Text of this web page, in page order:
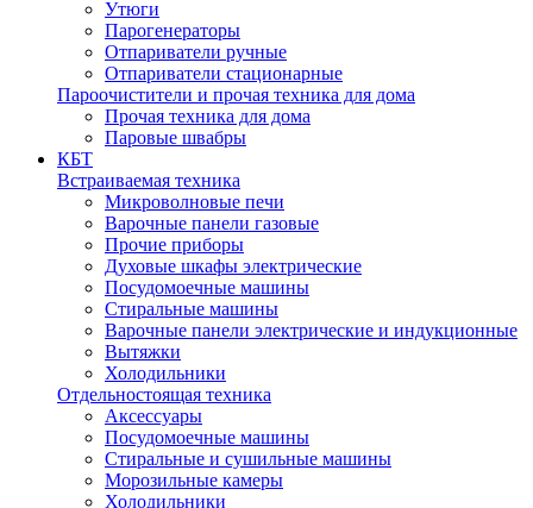
Утюги
Парогенераторы
Отпариватели ручные
Отпариватели стационарные
Пароочистители и прочая техника для дома
Прочая техника для дома
Паровые швабры
КБТ
Встраиваемая техника
Микроволновые печи
Варочные панели газовые
Прочие приборы
Духовые шкафы электрические
Посудомоечные машины
Стиральные машины
Варочные панели электрические и индукционные
Вытяжки
Холодильники
Отдельностоящая техника
Аксессуары
Посудомоечные машины
Стиральные и сушильные машины
Морозильные камеры
Холодильники